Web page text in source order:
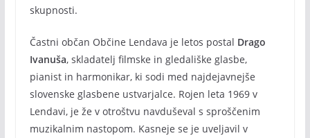
skupnosti.
Častni občan Občine Lendava je letos postal Drago
Ivanuša, skladatelj filmske in gledališke glasbe,
pianist in harmonikar, ki sodi med najdejavnejše
slovenske glasbene ustvarjalce. Rojen leta 1969 v
Lendavi, je že v otroštvu navduševal s sproščenim
muzikalnim nastopom. Kasneje se je uveljavil v